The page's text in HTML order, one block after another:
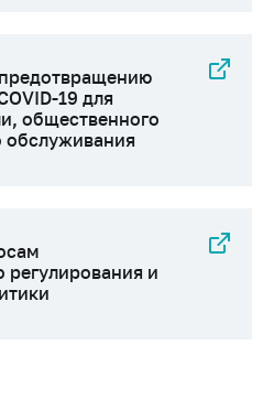
19 для
общественного
обслуживания
регулирования и